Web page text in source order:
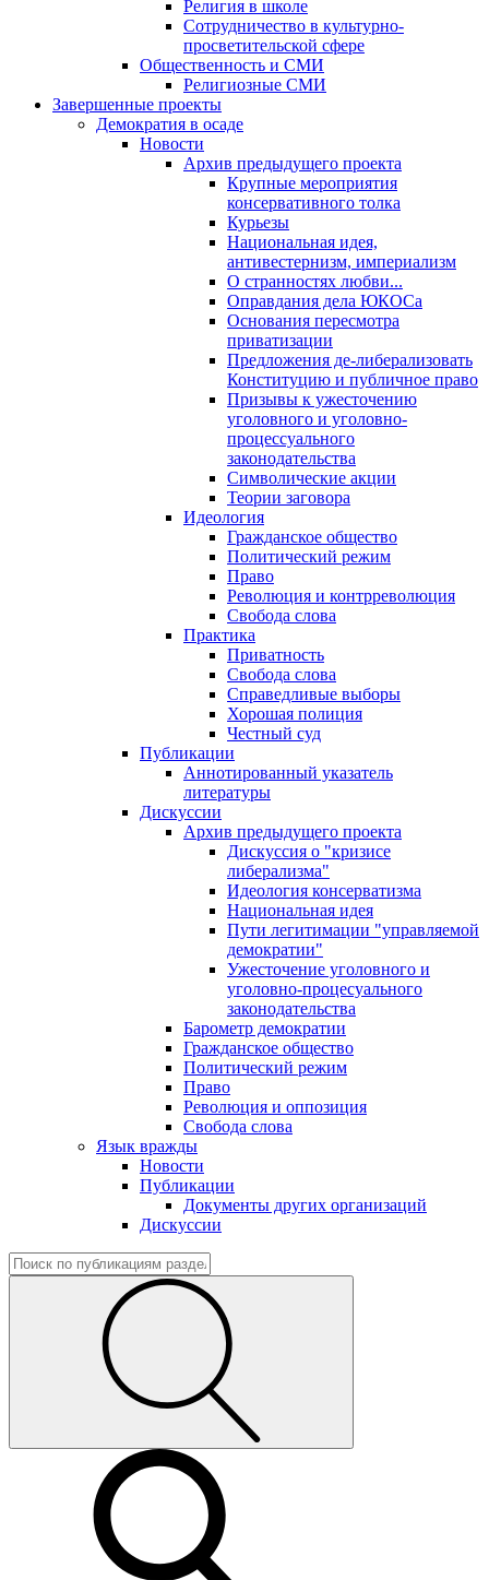
Религия в школе
Сотрудничество в культурно-
просветительской сфере
Общественность и СМИ
Религиозные СМИ
Завершенные проекты
Демократия в осаде
Новости
Архив предыдущего проекта
Крупные мероприятия
консервативного толка
Курьезы
Национальная идея,
антивестернизм, империализм
О странностях любви...
Оправдания дела ЮКОСа
Основания пересмотра
приватизации
Предложения де-либерализовать
Конституцию и публичное право
Призывы к ужесточению
уголовного и уголовно-
процессуального
законодательства
Символические акции
Теории заговора
Идеология
Гражданское общество
Политический режим
Право
Революция и контрреволюция
Свобода слова
Практика
Приватность
Свобода слова
Справедливые выборы
Хорошая полиция
Честный суд
Публикации
Аннотированный указатель
литературы
Дискуссии
Архив предыдущего проекта
Дискуссия о "кризисе
либерализма"
Идеология консерватизма
Национальная идея
Пути легитимации "управляемой
демократии"
Ужесточение уголовного и
уголовно-процесуального
законодательства
Барометр демократии
Гражданское общество
Политический режим
Право
Революция и оппозиция
Свобода слова
Язык вражды
Новости
Публикации
Документы других организаций
Дискуссии